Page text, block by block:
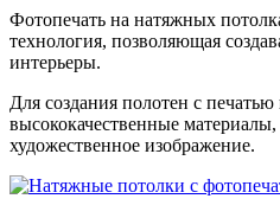
Фотопечать на натяжных
технология, позволяющая
интерьеры.
Для создания полотен с
высококачественные
художественное изображение.